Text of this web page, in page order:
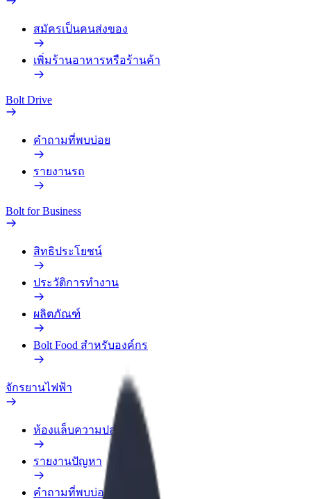
สมัครเป็นคนส่งของ
เพิ่มร้านอาหารหรือร้านค้า
Bolt Drive
คำถามที่พบบ่อย
รายงานรถ
Bolt for Business
สิทธิประโยชน์
ประวัติการทำงาน
ผลิตภัณฑ์
Bolt Food สำหรับองค์กร
จักรยานไฟฟ้า
ห้องแล็บความปลอดภัย
รายงานปัญหา
คำถามที่พบบ่อย